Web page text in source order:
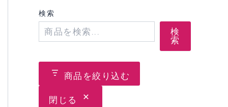
検索
検
索
商品を絞り込む
閉じる